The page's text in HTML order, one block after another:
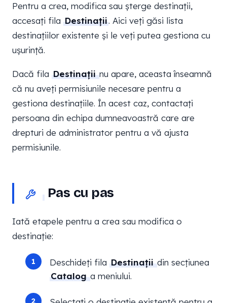
Pentru a crea, modifica sau șterge destinații,
accesați fila Destinații. Aici veți găsi lista
destinațiilor existente și le veți putea gestiona cu
ușurință.
Dacă fila Destinațiinu apare, aceasta înseamnă
că nu aveți permisiunile necesare pentru a
gestiona destinațiile. În acest caz, contactați
persoana din echipa dumneavoastră care are
drepturi de administrator pentru a vă ajusta
permisiunile.
Pas cu pas
Iată etapele pentru a crea sau modifica o
destinație:
Deschideți fila Destinațiidin secțiunea
Cataloga meniului.